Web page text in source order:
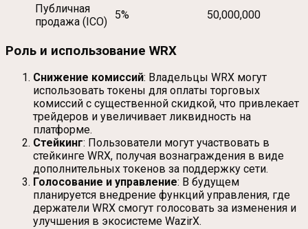
Публичная
продажа (ICO)
5% 50,000,000
Роль и использование WRX
Снижение комиссий: Владельцы WRX могут
использовать токены для оплаты торговых
комиссий с существенной скидкой, что привлекает
трейдеров и увеличивает ликвидность на
платформе.
Стейкинг: Пользователи могут участвовать в
стейкинге WRX, получая вознаграждения в виде
дополнительных токенов за поддержку сети.
Голосование и управление: В будущем
планируется внедрение функций управления, где
держатели WRX смогут голосовать за изменения и
улучшения в экосистеме WazirX.